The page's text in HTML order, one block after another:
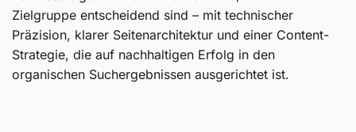
Zielgruppe entscheidend sind – mit technischer
Präzision, klarer Seitenarchitektur und einer Content-
Strategie, die auf nachhaltigen Erfolg in den
organischen Suchergebnissen ausgerichtet ist.